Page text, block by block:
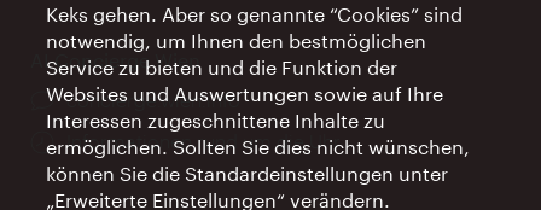
AI Concierge Wien
Ort:
concierge.wien.info
Öffnungszeiten:
Informationen rund um die Uhr
Keks gehen. Aber so genannte “Cookies” sind
notwendig, um Ihnen den bestmöglichen
Service zu bieten und die Funktion der
Websites und Auswertungen sowie auf Ihre
Interessen zugeschnittene Inhalte zu
ermöglichen. Sollten Sie dies nicht wünschen,
können Sie die Standardeinstellungen unter
„Erweiterte Einstellungen“ verändern.